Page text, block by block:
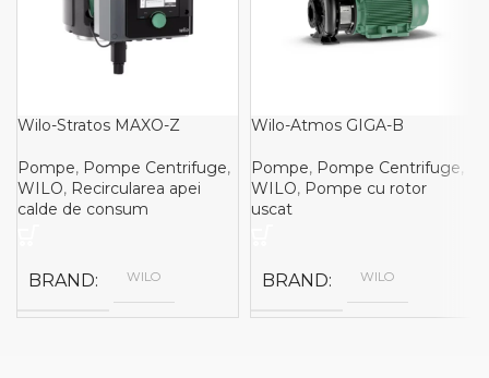
Wilo-Stratos MAXO-Z
Pompe, Pompe Centrifuge,
WILO, Recircularea apei
calde de consum
BRAND WILO
Wilo-Atmos GIGA-B
Pompe, Pompe Centrifuge,
WILO, Pompe cu rotor
uscat
BRAND WILO